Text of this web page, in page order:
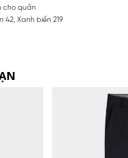
cho quần
42, Xanh biển 219